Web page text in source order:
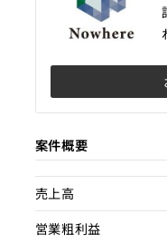
案件概要
売上高
営業粗利益